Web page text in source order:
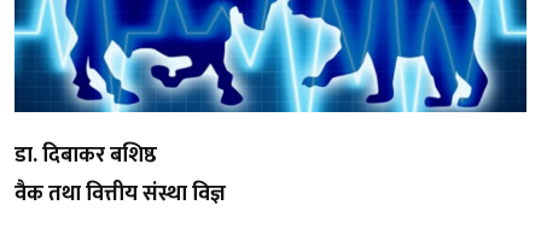
डा. दिबाकर बशिष्ठ
वैक तथा वित्तीय संस्था विज्ञ